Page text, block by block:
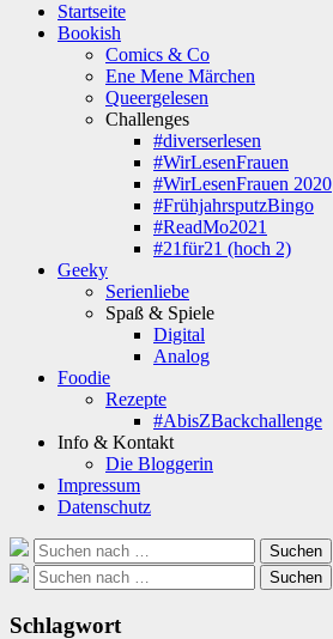
Startseite
Bookish
Comics & Co
Ene Mene Märchen
Queergelesen
Challenges
#diverserlesen
#WirLesenFrauen
#WirLesenFrauen 2020
#FrühjahrsputzBingo
#ReadMo2021
#21für21 (hoch 2)
Geeky
Serienliebe
Spaß & Spiele
Digital
Analog
Foodie
Rezepte
#AbisZBackchallenge
Info & Kontakt
Die Bloggerin
Impressum
Datenschutz
Suche
nach:
Suchen
Suche
nach:
Suchen
Schlagwort